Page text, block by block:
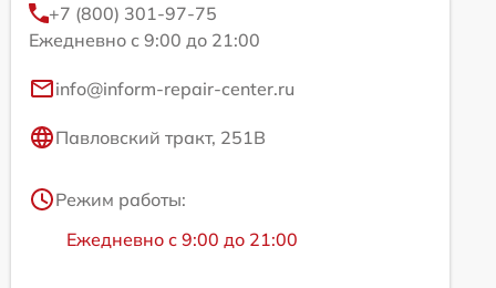
+7 (800) 301-97-75
Ежедневно с 9:00 до 21:00
info@inform-repair-center.ru
Павловский тракт, 251В
Режим работы:
Ежедневно с 9:00 до 21:00